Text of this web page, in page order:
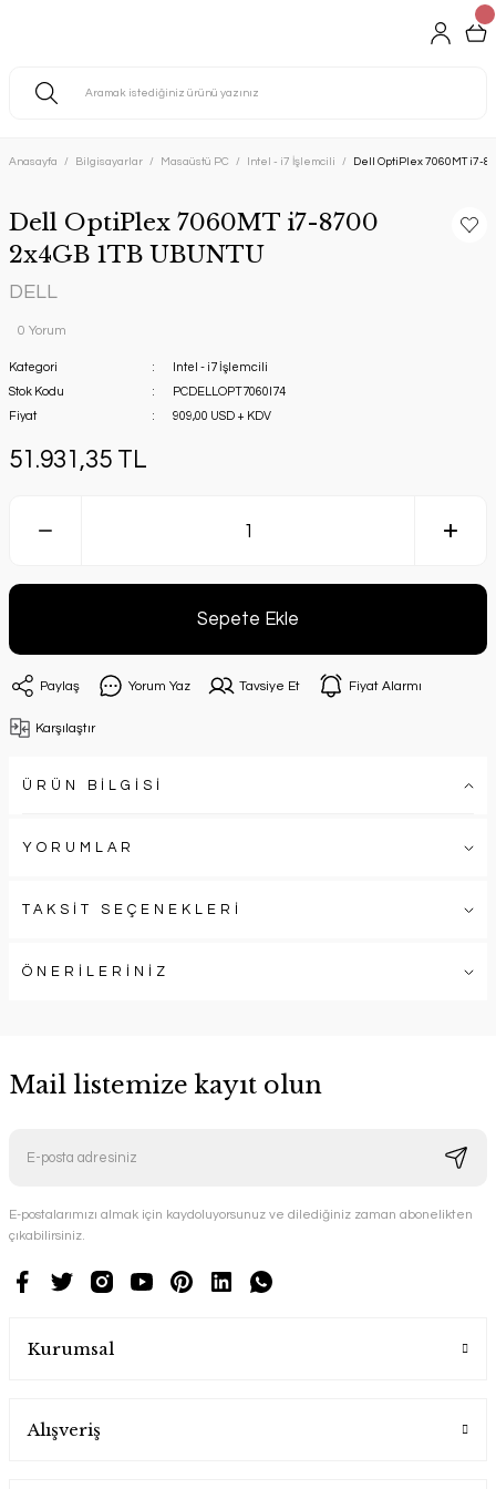
Anasayfa Bilgisayarlar Masaüstü PC Intel - i7 İşlemcili Dell OptiPlex 7060MT i7-
Dell OptiPlex 7060MT i7-8700
2x4GB 1TB UBUNTU
DELL
0 Yorum
Kategori
Intel - i7 İşlemcili
Stok Kodu
PCDELLOPT7060I74
Fiyat
909,00 USD + KDV
51.931,35 TL
Sepete Ekle
Paylaş Yorum Yaz Tavsiye Et Fiyat Alarmı
Karşılaştır
ÜRÜN BİLGİSİ
YORUMLAR
TAKSİT SEÇENEKLERİ
ÖNERİLERİNİZ
Mail listemize kayıt olun
E-postalarımızı almak için kaydoluyorsunuz ve dilediğiniz zaman abonelikten
çıkabilirsiniz.
Kurumsal
Alışveriş